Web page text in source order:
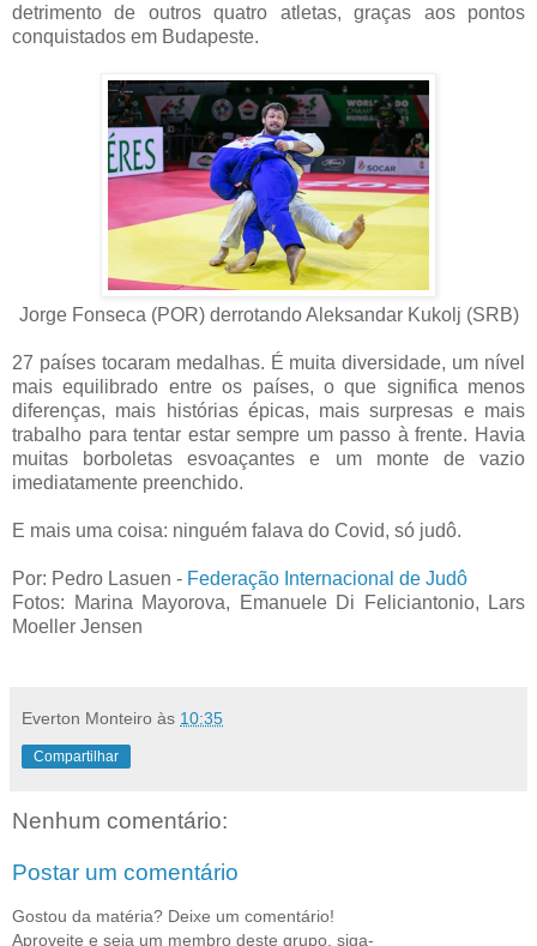
detrimento de outros quatro atletas, graças aos pontos
conquistados em Budapeste.
Jorge Fonseca (POR) derrotando Aleksandar Kukolj (SRB)
27 países tocaram medalhas. É muita diversidade, um nível
mais equilibrado entre os países, o que significa menos
diferenças, mais histórias épicas, mais surpresas e mais
trabalho para tentar estar sempre um passo à frente. Havia
muitas borboletas esvoaçantes e um monte de vazio
imediatamente preenchido.
E mais uma coisa: ninguém falava do Covid, só judô.
Por: Pedro Lasuen - Federação Internacional de Judô
Fotos: Marina Mayorova, Emanuele Di Feliciantonio, Lars
Moeller Jensen
Everton Monteiro às 10:35
Compartilhar
Nenhum comentário:
Postar um comentário
Gostou da matéria? Deixe um comentário!
Aproveite e seja um membro deste grupo, siga-